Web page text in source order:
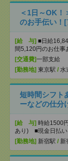
＜1日～OK！
のお手伝い！
[給 与] ■日給
間5,120円のお仕事
[交通費]一部支給
[勤務地] 東京駅 / 水
短時間シフト
ーなどの仕分
[給 与] 時給1500
あり) ■現金日払い
[勤務地] 新宿駅 / 新